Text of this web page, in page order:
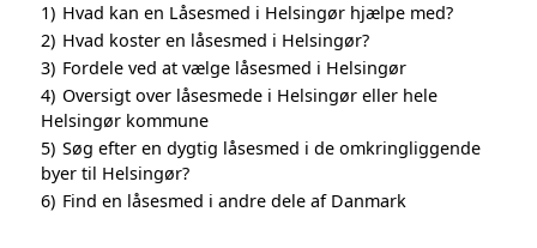
1) Hvad kan en Låsesmed i Helsingør hjælpe med?
2) Hvad koster en låsesmed i Helsingør?
3) Fordele ved at vælge låsesmed i Helsingør
4) Oversigt over låsesmede i Helsingør eller hele
Helsingør kommune
5) Søg efter en dygtig låsesmed i de omkringliggende
byer til Helsingør?
6) Find en låsesmed i andre dele af Danmark